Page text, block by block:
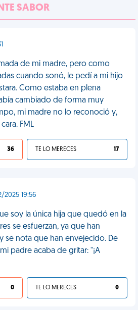
SABOR
de mi madre, pero como
cuando sonó, le pedí a mi hijo
Como estaba en plena
cambiado de forma muy
mi madre no lo reconoció y,
FML
36 TE LO MERECES 17
2025 19:56
soy la única hija que quedó en la
se esfuerzan, ya que han
se nota que han envejecido. De
padre acaba de gritar: "¡A
0 TE LO MERECES 0